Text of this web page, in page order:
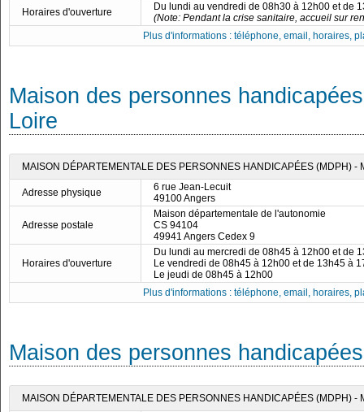
Horaires d'ouverture
Du lundi au vendredi de 08h30 à 12h00 et de
(Note: Pendant la crise sanitaire, accueil sur
Plus d'informations : téléphone, email, horaires,
Maison des personnes
Loire
MAISON DÉPARTEMENTALE DES PERSONNES HANDICAPÉES (MDPH) -
Adresse physique
6 rue Jean-Lecuit
49100 Angers
Adresse postale
Maison départementale de l'autonomie
CS 94104
49941 Angers Cedex 9
Horaires d'ouverture
Du lundi au mercredi de 08h45 à 12h00 et de
Le vendredi de 08h45 à 12h00 et de 13h45 à
Le jeudi de 08h45 à 12h00
Plus d'informations : téléphone, email, horaires,
Maison des personnes
MAISON DÉPARTEMENTALE DES PERSONNES HANDICAPÉES (MDPH) -